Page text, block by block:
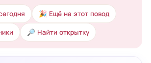
🎉 Ещё на этот повод
🔎 Найти открытку